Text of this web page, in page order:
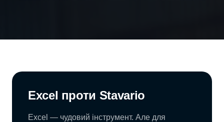
Excel проти Stavario
Excel — чудовий інструмент. Але для